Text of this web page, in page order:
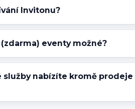
Invitonu?
eventy možné?
služby nabízíte kromě prodeje